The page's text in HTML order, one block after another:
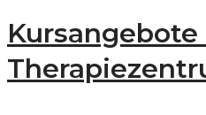
Kursangebote